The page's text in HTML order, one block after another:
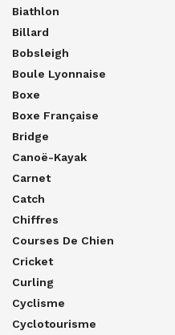
Biathlon
Billard
Bobsleigh
Boule Lyonnaise
Boxe
Boxe Française
Bridge
Canoë-Kayak
Carnet
Catch
Chiffres
Courses De Chien
Cricket
Curling
Cyclisme
Cyclotourisme